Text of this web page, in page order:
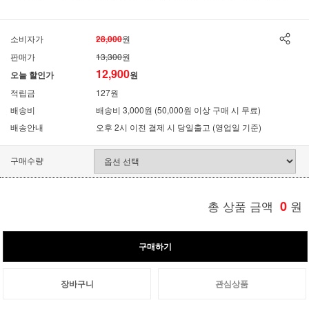
소비자가 28,000원
판매가
13,300원
오늘 할인가 12,900원
적립금
127원
배송비
배송비 3,000원 (50,000원 이상 구매 시 무료)
배송안내
오후 2시 이전 결제 시 당일출고 (영업일 기준)
구매수량
총 상품 금액 0 원
구매하기
장바구니 관심상품